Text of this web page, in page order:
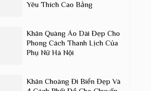
Yêu Thích Cao Bằng
Khăn Quàng Áo Dài Đẹp Cho
Phong Cách Thanh Lịch Của
Phụ Nữ Hà Nội
Khăn Choàng Đi Biển Đẹp Và